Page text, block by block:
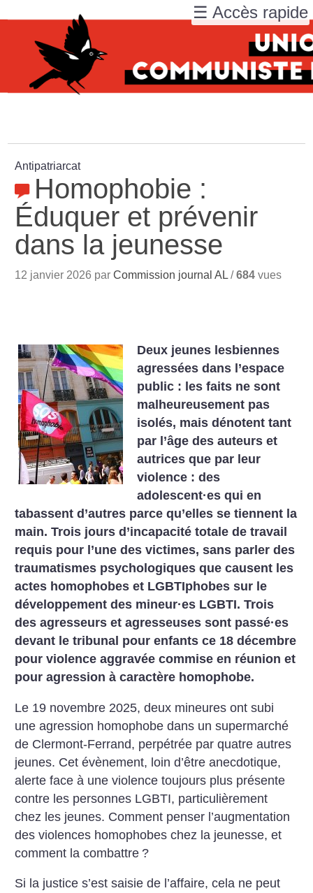
Antipatriarcat
Homophobie :
Éduquer et prévenir
dans la jeunesse
12 janvier 2026 parCommission journal AL /684 vues
Deux jeunes lesbiennes
agressées dans l’espace
public : les faits ne sont
malheureusement pas
isolés, mais dénotent tant
par l’âge des auteurs et
autrices que par leur
violence : des
adolescent·es qui en
tabassent d’autres parce qu’elles se tiennent la
main. Trois jours d’incapacité totale de travail
requis pour l’une des victimes, sans parler des
traumatismes psychologiques que causent les
actes homophobes et LGBTIphobes sur le
développement des mineur·es LGBTI. Trois
des agresseurs et agresseuses sont passé·es
devant le tribunal pour enfants ce 18 décembre
pour violence aggravée commise en réunion et
pour agression à caractère homophobe.
Le 19 novembre 2025, deux mineures ont subi
une agression homophobe dans un supermarché
de Clermont-Ferrand, perpétrée par quatre autres
jeunes. Cet évènement, loin d’être anecdotique,
alerte face à une violence toujours plus présente
contre les personnes LGBTI, particulièrement
chez les jeunes. Comment penser l’augmentation
des violences homophobes chez la jeunesse, et
comment la combattre ?
Si la justice s’est saisie de l’affaire, cela ne peut
☰ Accès rapide